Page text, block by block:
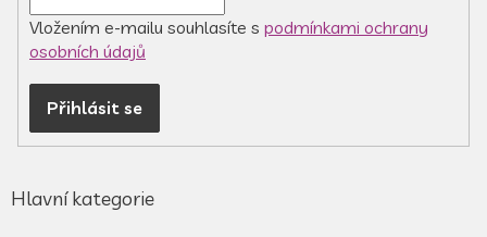
Vložením e-mailu souhlasíte s podmínkami ochrany
osobních údajů
Přihlásit se
Hlavní kategorie